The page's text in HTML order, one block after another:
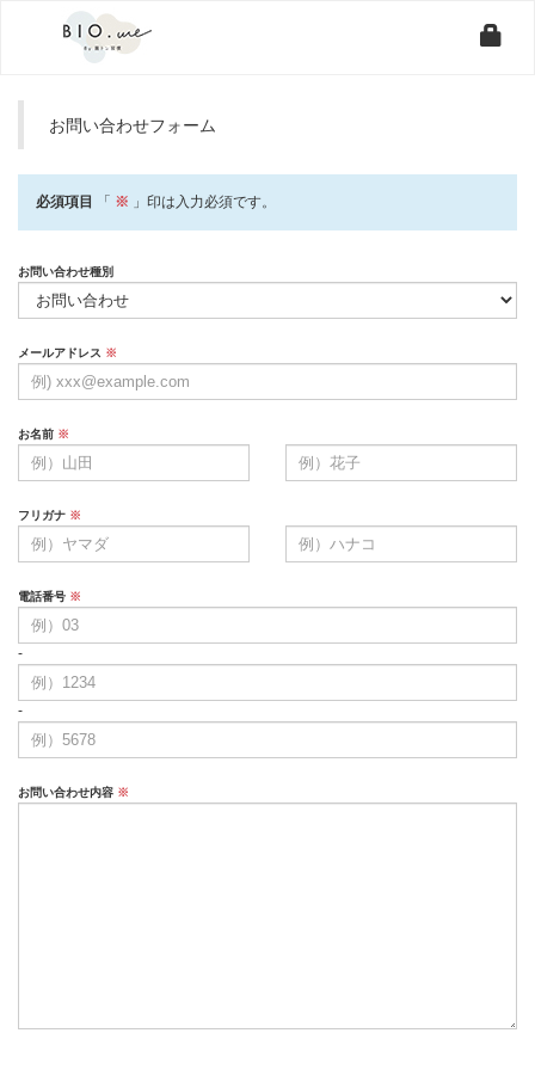
お問い合わせフォーム
必須項目 「 ※ 」印は入力必須です。
お問い合わせ種別
メールアドレス ※
お名前 ※
フリガナ ※
電話番号 ※
-
-
お問い合わせ内容 ※